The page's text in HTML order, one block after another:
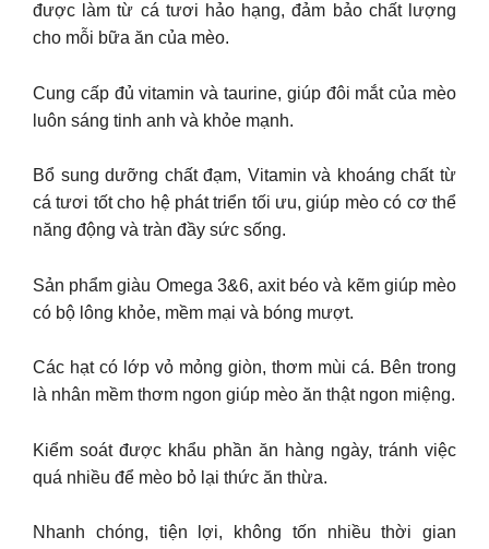
được làm từ cá tươi hảo hạng, đảm bảo chất lượng
cho mỗi bữa ăn của mèo.
Cung cấp đủ vitamin và taurine, giúp đôi mắt của mèo
luôn sáng tinh anh và khỏe mạnh.
Bổ sung dưỡng chất đạm, Vitamin và khoáng chất từ
cá tươi tốt cho hệ phát triển tối ưu, giúp mèo có cơ thể
năng động và tràn đầy sức sống.
Sản phẩm giàu Omega 3&6, axit béo và kẽm giúp mèo
có bộ lông khỏe, mềm mại và bóng mượt.
Các hạt có lớp vỏ mỏng giòn, thơm mùi cá. Bên trong
là nhân mềm thơm ngon giúp mèo ăn thật ngon miệng.
Kiểm soát được khẩu phần ăn hàng ngày, tránh việc
quá nhiều để mèo bỏ lại thức ăn thừa.
Nhanh chóng, tiện lợi, không tốn nhiều thời gian